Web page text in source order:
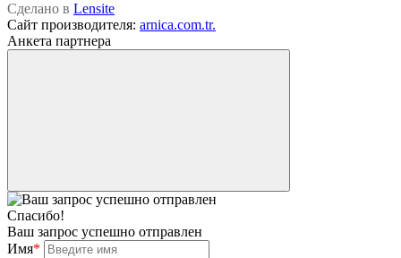
Сделано в Lensite
Сайт производителя: arnica.com.tr.
Анкета партнера
Спасибо!
Ваш запрос успешно отправлен
Имя*